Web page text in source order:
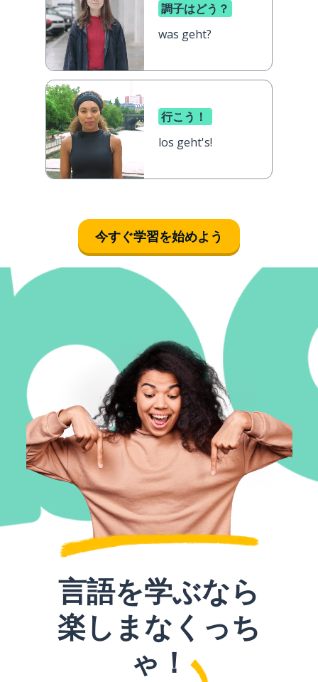
調子はどう？
was geht?
行こう！
los geht's!
今すぐ学習を始めよう
言語を学ぶなら
楽しまなくっち
ゃ！